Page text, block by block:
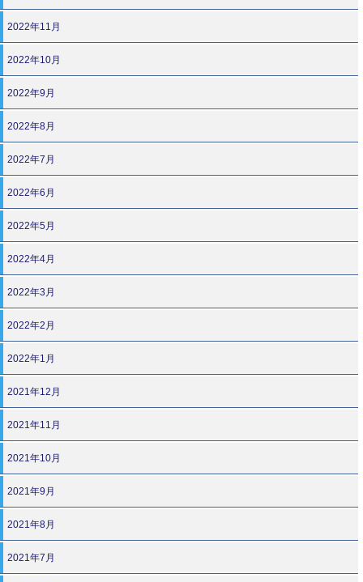
2022年11月
2022年10月
2022年9月
2022年8月
2022年7月
2022年6月
2022年5月
2022年4月
2022年3月
2022年2月
2022年1月
2021年12月
2021年11月
2021年10月
2021年9月
2021年8月
2021年7月